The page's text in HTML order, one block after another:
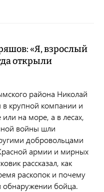
«Я, взрослый
открыли
района Николай
крупной компании и
на море, а в лесах,
войны шли
добровольцами
армии и мирных
рассказал, как
раскопок и почему
обнаружении бойца.